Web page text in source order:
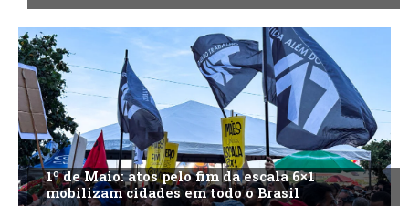
1º de Maio: atos pelo fim da escala 6×1
mobilizam cidades em todo o Brasil